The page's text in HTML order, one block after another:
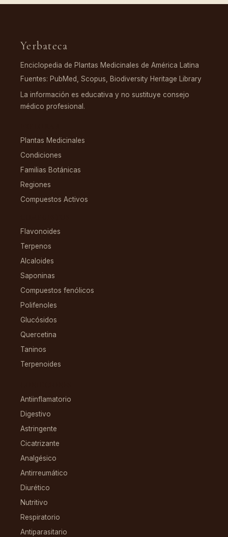
Yerbateca
Enciclopedia de Plantas Medicinales de América Latina
Fuentes: PubMed, Scopus, Biodiversity Heritage Library
La información es educativa y no sustituye consejo
médico profesional.
Plantas Medicinales
Condiciones
Familias Botánicas
Regiones
Compuestos Activos
Flavonoides
Terpenos
Alcaloides
Saponinas
Compuestos fenólicos
Polifenoles
Glucósidos
Quercetina
Taninos
Terpenoides
Antiinflamatorio
Digestivo
Astringente
Cicatrizante
Analgésico
Antirreumático
Diurético
Nutritivo
Respiratorio
Antiparasitario